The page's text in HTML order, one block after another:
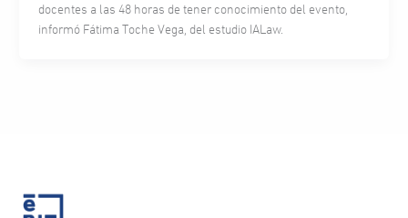
docentes a las 48 horas de tener conocimiento del evento,
informó Fátima Toche Vega, del estudio IALaw.